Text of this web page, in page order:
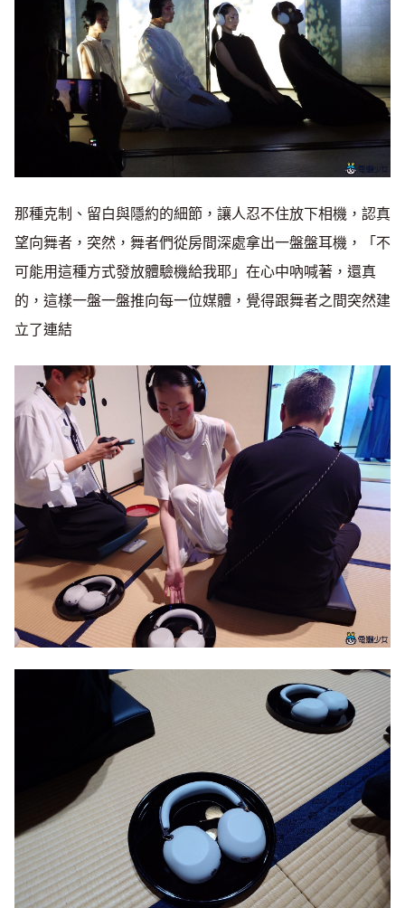
那種克制、留白與隱約的細節，讓人忍不住放下相機，認真
望向舞者，突然，舞者們從房間深處拿出一盤盤耳機，「不
可能用這種方式發放體驗機給我耶」在心中吶喊著，還真
的，這樣一盤一盤推向每一位媒體，覺得跟舞者之間突然建
立了連結